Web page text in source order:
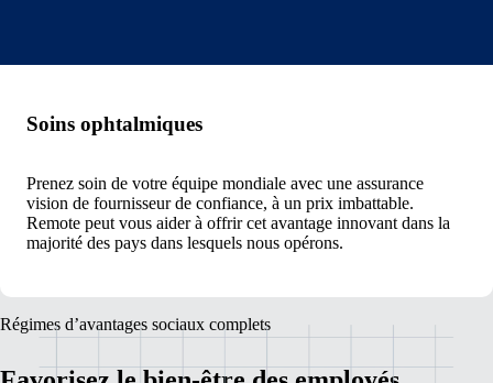
Soins ophtalmiques
Prenez soin de votre équipe mondiale avec une assurance
vision de fournisseur de confiance, à un prix imbattable.
Remote peut vous aider à offrir cet avantage innovant dans la
majorité des pays dans lesquels nous opérons.
Régimes d’avantages sociaux complets